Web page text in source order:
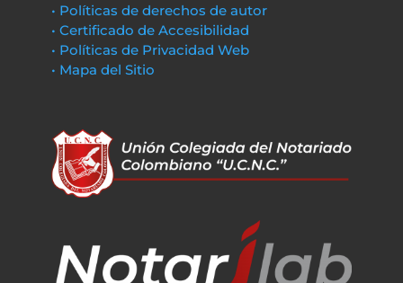
• Políticas de derechos de autor
• Certificado de Accesibilidad
• Políticas de Privacidad Web
• Mapa del Sitio